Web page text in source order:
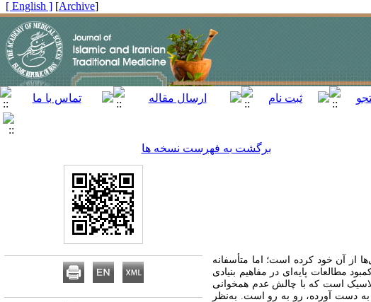
[
Archive
]
[ English ]
برگشت به فهرست نسخه ها
از آن خود کرده است؛ اما متأسفانه
مطالعات پایه‌ای در مفاهیم بنیادی
است که با چالش عدم همخوانی
به دست آورده، رو به رو است. به‌نظر